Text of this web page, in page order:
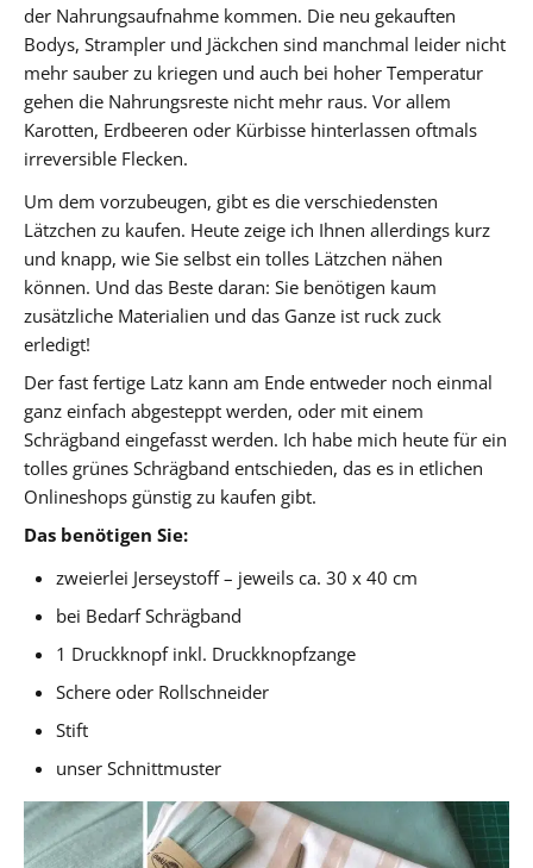
der Nahrungsaufnahme kommen. Die neu gekauften
Bodys, Strampler und Jäckchen sind manchmal leider nicht
mehr sauber zu kriegen und auch bei hoher Temperatur
gehen die Nahrungsreste nicht mehr raus. Vor allem
Karotten, Erdbeeren oder Kürbisse hinterlassen oftmals
irreversible Flecken.
Um dem vorzubeugen, gibt es die verschiedensten
Lätzchen zu kaufen. Heute zeige ich Ihnen allerdings kurz
und knapp, wie Sie selbst ein tolles Lätzchen nähen
können. Und das Beste daran: Sie benötigen kaum
zusätzliche Materialien und das Ganze ist ruck zuck
erledigt!
Der fast fertige Latz kann am Ende entweder noch einmal
ganz einfach abgesteppt werden, oder mit einem
Schrägband eingefasst werden. Ich habe mich heute für ein
tolles grünes Schrägband entschieden, das es in etlichen
Onlineshops günstig zu kaufen gibt.
Das benötigen Sie:
zweierlei Jerseystoff – jeweils ca. 30 x 40 cm
bei Bedarf Schrägband
1 Druckknopf inkl. Druckknopfzange
Schere oder Rollschneider
Stift
unser Schnittmuster